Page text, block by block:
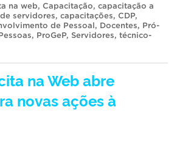
na web, Capacitação, capacitação a
servidores, capacitações, CDP,
de Pessoal, Docentes, Pró-
, ProGeP, Servidores, técnico-
na Web abre
novas ações à